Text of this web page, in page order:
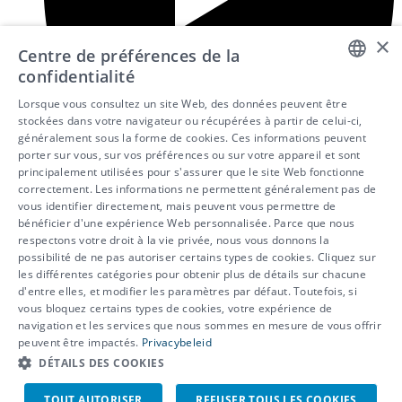
© 2026 - IDEWE
Protection de la vie privée
Politique d’utilisation des cookies
Signalement de lanceur d’alerte
FRENCH
ENGLISH
×
Centre de préférences de la
confidentialité
Lorsque vous consultez un site Web, des données peuvent être
stockées dans votre navigateur ou récupérées à partir de celui-ci,
généralement sous la forme de cookies. Ces informations peuvent
porter sur vous, sur vos préférences ou sur votre appareil et sont
principalement utilisées pour s'assurer que le site Web fonctionne
correctement. Les informations ne permettent généralement pas de
vous identifier directement, mais peuvent vous permettre de
bénéficier d'une expérience Web personnalisée. Parce que nous
respectons votre droit à la vie privée, nous vous donnons la
possibilité de ne pas autoriser certains types de cookies. Cliquez sur
les différentes catégories pour obtenir plus de détails sur chacune
d'entre elles, et modifier les paramètres par défaut. Toutefois, si
vous bloquez certains types de cookies, votre expérience de
navigation et les services que nous sommes en mesure de vous offrir
peuvent être impactés. Privacybeleid
DÉTAILS DES COOKIES